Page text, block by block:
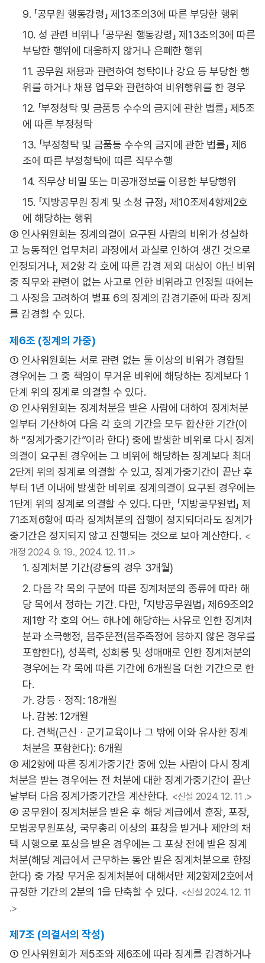
9. 「공무원 행동강령」 제13조의3에 따른 부당한 행위
10. 성 관련 비위나 「공무원 행동강령」 제13조의3에 따른
부당한 행위에 대응하지 않거나 은폐한 행위
11. 공무원 채용과 관련하여 청탁이나 강요 등 부당한 행
위를 하거나 채용 업무와 관련하여 비위행위를 한 경우
12. 「부정청탁 및 금품등 수수의 금지에 관한 법률」 제5조
에 따른 부정청탁
13. 「부정청탁 및 금품등 수수의 금지에 관한 법률」 제6
조에 따른 부정청탁에 따른 직무수행
14. 직무상 비밀 또는 미공개정보를 이용한 부당행위
15. 「지방공무원 징계 및 소청 규정」 제10조제4항제2호
에 해당하는 행위
③ 인사위원회는 징계의결이 요구된 사람의 비위가 성실하
고 능동적인 업무처리 과정에서 과실로 인하여 생긴 것으로
인정되거나, 제2항 각 호에 따른 감경 제외 대상이 아닌 비위
중 직무와 관련이 없는 사고로 인한 비위라고 인정될 때에는
그 사정을 고려하여 별표 6의 징계의 감경기준에 따라 징계
를 감경할 수 있다.
제6조 (징계의 가중)
① 인사위원회는 서로 관련 없는 둘 이상의 비위가 경합될
경우에는 그 중 책임이 무거운 비위에 해당하는 징계보다 1
단계 위의 징계로 의결할 수 있다.
② 인사위원회는 징계처분을 받은 사람에 대하여 징계처분
일부터 기산하여 다음 각 호의 기간을 모두 합산한 기간(이
하 “징계가중기간”이라 한다) 중에 발생한 비위로 다시 징계
의결이 요구된 경우에는 그 비위에 해당하는 징계보다 최대
2단계 위의 징계로 의결할 수 있고, 징계가중기간이 끝난 후
부터 1년 이내에 발생한 비위로 징계의결이 요구된 경우에는
1단계 위의 징계로 의결할 수 있다. 다만, 「지방공무원법」 제
71조제6항에 따라 징계처분의 집행이 정지되더라도 징계가
중기간은 정지되지 않고 진행되는 것으로 보아 계산한다. <
개정 2024. 9. 19., 2024. 12. 11 .>
1. 징계처분 기간(강등의 경우 3개월)
2. 다음 각 목의 구분에 따른 징계처분의 종류에 따라 해
당 목에서 정하는 기간. 다만, 「지방공무원법」 제69조의2
제1항 각 호의 어느 하나에 해당하는 사유로 인한 징계처
분과 소극행정, 음주운전(음주측정에 응하지 않은 경우를
포함한다), 성폭력, 성희롱 및 성매매로 인한 징계처분의
경우에는 각 목에 따른 기간에 6개월을 더한 기간으로 한
다.
가. 강등ㆍ정직: 18개월
나. 감봉: 12개월
다. 견책(근신ㆍ군기교육이나 그 밖에 이와 유사한 징계
처분을 포함한다): 6개월
③ 제2항에 따른 징계가중기간 중에 있는 사람이 다시 징계
처분을 받는 경우에는 전 처분에 대한 징계가중기간이 끝난
날부터 다음 징계가중기간을 계산한다. <신설 2024. 12. 11 .>
④ 공무원이 징계처분을 받은 후 해당 계급에서 훈장, 포장,
모범공무원포상, 국무총리 이상의 표창을 받거나 제안의 채
택 시행으로 포상을 받은 경우에는 그 포상 전에 받은 징계
처분(해당 계급에서 근무하는 동안 받은 징계처분으로 한정
한다) 중 가장 무거운 징계처분에 대해서만 제2항제2호에서
규정한 기간의 2분의 1을 단축할 수 있다. <신설 2024. 12. 11
.>
제7조 (의결서의 작성)
① 인사위원회가 제5조와 제6조에 따라 징계를 감경하거나